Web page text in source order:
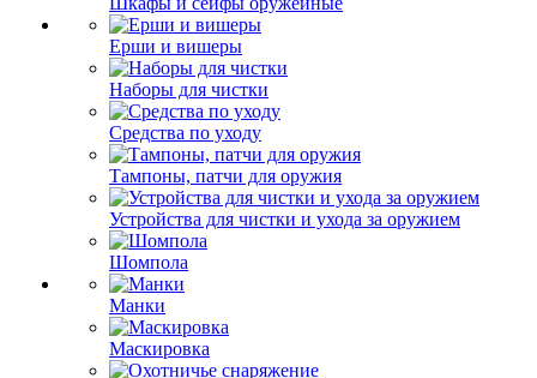
Ерши и вишеры
Наборы для чистки
Средства по уходу
Тампоны, патчи для оружия
Устройства для чистки и ухода за оружием
Шомпола
Манки
Маскировка